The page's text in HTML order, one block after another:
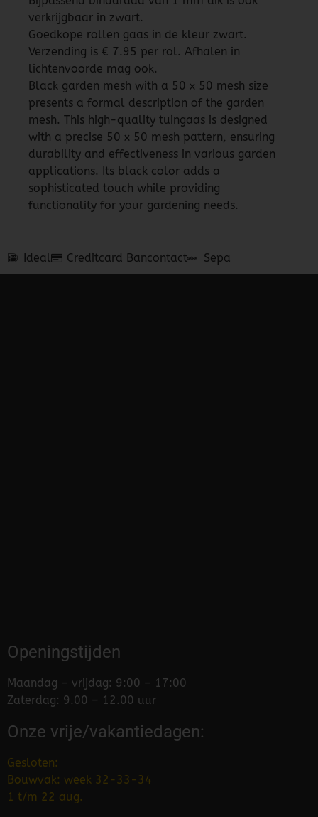
verkrijgbaar in zwart.
Goedkope rollen gaas in de kleur zwart.
Verzending is € 7.95 per rol. Afhalen in
lichtenvoorde mag ook.
Black garden mesh with a 50 x 50 mesh size
presents a formal description of the garden
mesh. This high-quality tuingaas is designed
with a precise 50 x 50 mesh pattern, ensuring
durability and effectiveness in various garden
applications. Its black color adds a
sophisticated touch while providing
functionality for your gardening needs.
Ideal Creditcard Bancontact Sepa
Openingstijden
Maandag – vrijdag: 9:00 – 17:00
Zaterdag: 9.00 – 12.00 uur
Onze vrije/vakantiedagen:
Gesloten:
Bouwvak: week 32-33-34
1 t/m 22 aug.